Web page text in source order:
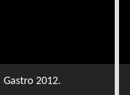
Gastro 2012.